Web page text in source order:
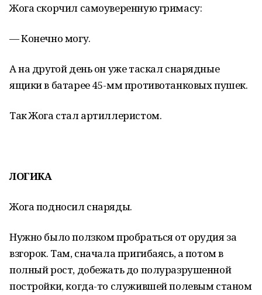
Жога скорчил самоуверенную гримасу:
— Конечно могу.
А на другой день он уже таскал снарядные
ящики в батарее 45-мм противотанковых пушек.
Так Жога стал артиллеристом.
ЛОГИКА
Жога подносил снаряды.
Нужно было ползком пробраться от орудия за
взгорок. Там, сначала пригибаясь, а потом в
полный рост, добежать до полуразрушенной
постройки, когда-то служившей полевым станом